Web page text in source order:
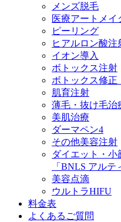
メンズ脱毛
医療アートメイ
ピーリング
ヒアルロン酸注
イオン導入
ボトックス注射
ボトックス修正
肌育注射
薄毛・抜け毛治
美肌治療
ダーマペン4
その他美容注射
ダイエット・小
「BNLS アルテ
美容点滴
ウルトラHIFU
料金表
よくあるご質問